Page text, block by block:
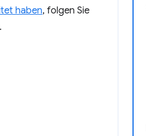
haben, folgen Sie